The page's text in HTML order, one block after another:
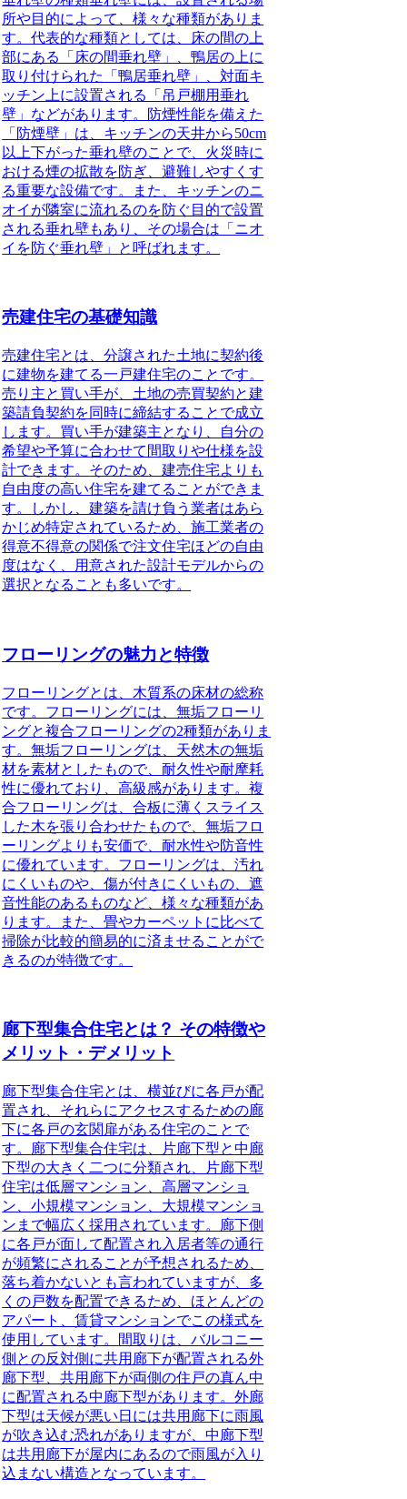
所や目的によって、様々な種類がありま
す。代表的な種類としては、床の間の上
部にある「床の間垂れ壁」、鴨居の上に
取り付けられた「鴨居垂れ壁」、対面キ
ッチン上に設置される「吊戸棚用垂れ
壁」などがあります。防煙性能を備えた
「防煙壁」は、キッチンの天井から50cm
以上下がった垂れ壁のことで、火災時に
おける煙の拡散を防ぎ、避難しやすくす
る重要な設備です。また、キッチンのニ
オイが隣室に流れるのを防ぐ目的で設置
される垂れ壁もあり、その場合は「ニオ
イを防ぐ垂れ壁」と呼ばれます。
売建住宅の基礎知識
売建住宅とは、分譲された土地に契約後
に建物を建てる一戸建住宅のことです。
売り主と買い手が、土地の売買契約と建
築請負契約を同時に締結することで成立
します。買い手が建築主となり、自分の
希望や予算に合わせて間取りや仕様を設
計できます。 そのため、建売住宅よりも
自由度の高い住宅を建てることができま
す。
しかし、建築を請け負う業者はあら
かじめ特定されているため、施工業者の
得意不得意の関係で注文住宅ほどの自由
度はなく、用意された設計モデルからの
選択となることも多いです。
フローリングの魅力と特徴
フローリングとは、 木質系の床材の総称
です。フローリングには、無垢フローリ
ングと複合フローリングの2種類がありま
す。無垢フローリングは、天然木の無垢
材を素材としたもので、耐久性や耐摩耗
性に優れており、高級感があります。複
合フローリングは、合板に薄くスライス
した木を張り合わせたもので、無垢フロ
ーリングよりも安価で、耐水性や防音性
に優れています。フローリングは、汚れ
にくいものや、傷が付きにくいもの、遮
音性能のあるものなど、様々な種類があ
ります。また、畳やカーペットに比べて
掃除が比較的簡易的に済ませることがで
きるのが特徴です。
廊下型集合住宅とは？ その特徴や
メリット・デメリット
廊下型集合住宅とは、横並びに各戸が配
置され、それらにアクセスするための廊
下に各戸の玄関扉がある住宅のことで
す。 廊下型集合住宅は、片廊下型と中廊
下型の大きく二つに分類され、片廊下型
住宅は低層マンション、高層マンショ
ン、小規模マンション、大規模マンショ
ンまで幅広く採用されています。廊下側
に各戸が面して配置され入居者等の通行
が頻繁にされることが予想されるため、
落ち着かないとも言われていますが、 多
くの戸数を配置できるため、ほとんどの
アパート、賃貸マンションでこの様式を
使用しています。
間取りは、バルコニー
側との反対側に共用廊下が配置される外
廊下型、共用廊下が両側の住戸の真ん中
に配置される中廊下型があります。外廊
下型は天候が悪い日には共用廊下に雨風
が吹き込む恐れがありますが、中廊下型
は共用廊下が屋内にあるので雨風が入り
込まない構造となっています。